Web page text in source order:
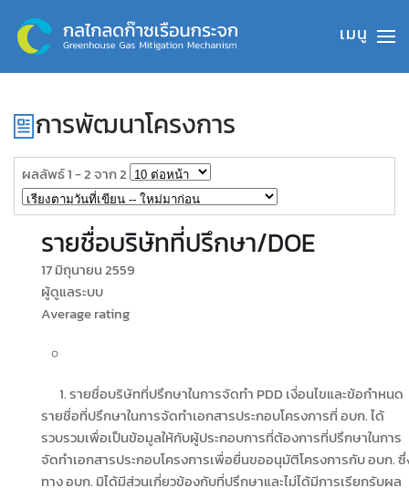
Skip to main content
การพัฒนาโครงการ
ผลลัพธ์ 1 - 2 จาก 2
รายชื่อบริษัทที่ปรึกษา/DOE
17 มิถุนายน 2559
ผู้ดูแลระบบ
Average rating
1. รายชื่อบริษัทที่ปรึกษาในการจัดทำ PDD เงื่อนไขและข้อกำหนด
รายชื่อที่ปรึกษาในการจัดทำเอกสารประกอบโครงการที่ อบก. ได้
รวบรวมเพื่อเป็นข้อมูลให้กับผู้ประกอบการที่ต้องการที่ปรึกษาในการ
จัดทำเอกสารประกอบโครงการเพื่อยื่นขออนุมัติโครงการกับ อบก.
ทาง อบก. มิได้มีส่วนเกี่ยวข้องกับที่ปรึกษาและไม่ได้มีการเรียกรับผล